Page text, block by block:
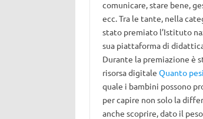
comunicare, stare bene,
ecc. Tra le tante, nella
stato premiato l’Istituto
sua piattaforma di
Durante la premiazione è
risorsa digitale Quanto
quale i bambini possono
per capire non solo la
anche scoprire, dato il